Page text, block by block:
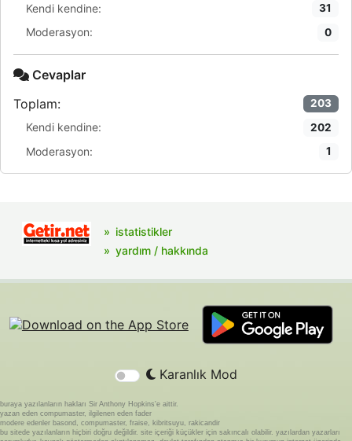
Kendi kendine: 31
Moderasyon: 0
Cevaplar
Toplam:
203
Kendi kendine: 202
Moderasyon: 1
istatistikler
yardım / hakkında
Karanlık Mod
buraya yazılanların hakları Sir Anthony Hopkins'e aittir.
yazan eden compumaster, ilgilenen eden fader
modere edenler basond, compumaster, fraise, kibritsuyu, rakicandir
bu sitede yazılanların hiçbiri doğru değildir. site içeriği küçükler için sakıncalı olabilir. yazılardan yazarları